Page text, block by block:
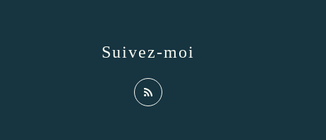
Suivez-moi